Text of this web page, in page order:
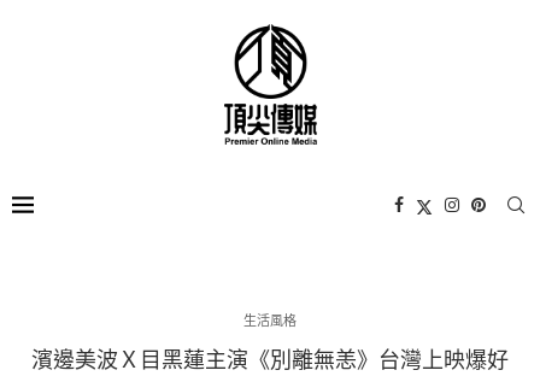
生活風格
濱邊美波Ｘ目黑蓮主演《別離無恙》台灣上映爆好